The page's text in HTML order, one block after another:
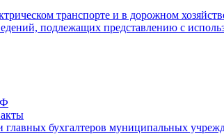
транспорте и в дорожном
подлежащих представлению с
главных бухгалтеров муниципальных